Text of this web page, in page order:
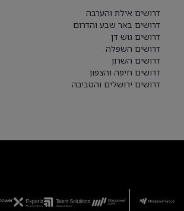
דרושים אילת והערבה
דרושים באר שבע והדרום
דרושים גוש דן
דרושים השפלה
דרושים השרון
דרושים חיפה והצפון
דרושים ירושלים והסביבה